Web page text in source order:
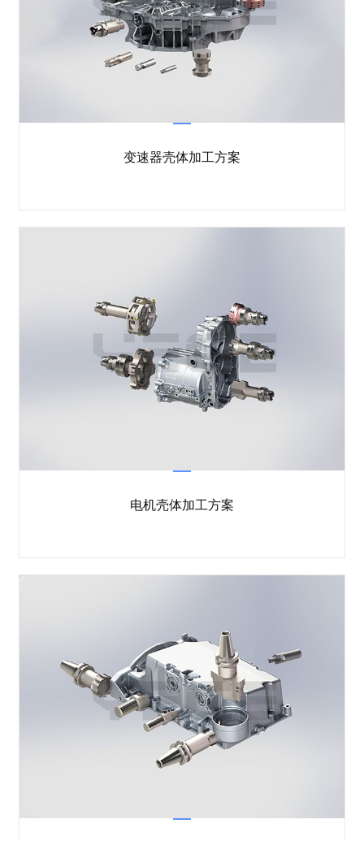
变速器壳体加工方案
电机壳体加工方案